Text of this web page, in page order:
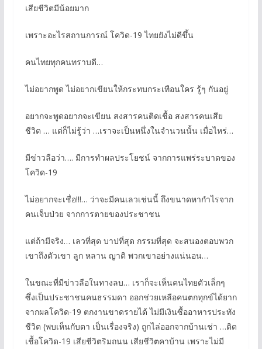
เสียชีวิตมีน้อยมาก
เพราะอะไรสถานการณ์ โควิด-19 ไทยยังไม่ดีขึ้น
คนไทยทุกคนทราบดี…
ไม่อยากพูด ไม่อยากเขียนให้กระทบกระเทือนใคร รู้ๆ กันอยู่
อยากจะพูดอยากจะเขียน สงสารคนติดเชื้อ สงสารคนเสีย
ชีวิต … แต่ก็ไม่รู้ว่า …เราจะเป็นหนึ่งในจำนวนนั้น เมื่อไหร่…
มีข่าวลือว่า…. มีการทำผลประโยชน์ จากการแพร่ระบาดของ
โควิด-19
ไม่อยากจะเชื่อ!!!… ว่าจะมีคนเลวเช่นนี้ ถึงขนาดหากำไรจาก
คนเจ็บป่วย จากการตายของประชาชน
แต่ถ้ามีจริง… เลวที่สุด บาปที่สุด กรรมที่สุด จะสนองตอบพวก
เขาถึงตัวเขา ลูก หลาน ญาติ พวกเขาอย่างแน่นอน…
ในขณะที่มีข่าวลือในทางลบ… เราก็จะเห็นคนไทยตัวเล็กๆ
ซึ่งเป็นประชาชนคนธรรมดา ออกช่วยเหลือคนตกทุกข์ได้ยาก
จากผลโควิด-19 ตกงานขาดรายได้ ไม่มีเงินซื้ออาหารประทัง
ชีวิต (พบเห็นกับตา เป็นเรื่องจริง) ถูกไล่ออกจากบ้านเช่า …ติด
เชื้อโควิด-19 เสียชีวิตริมถนน เสียชีวิตคาบ้าน เพราะไม่มี